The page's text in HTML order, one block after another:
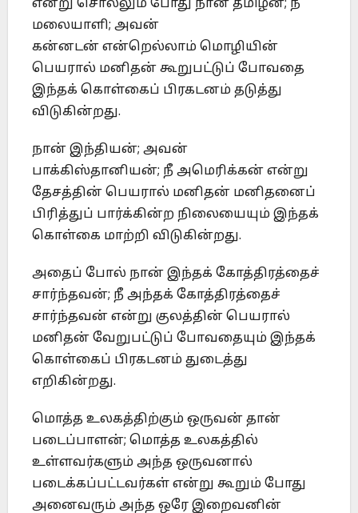
என்று சொல்லும் போது நான் தமிழன்; நீ
மலையாளி; அவன்
கன்னடன் என்றெல்லாம் மொழியின்
பெயரால் மனிதன் கூறுபட்டுப் போவதை
இந்தக் கொள்கைப் பிரகடனம் தடுத்து
விடுகின்றது.
நான் இந்தியன்; அவன்
பாக்கிஸ்தானியன்; நீ அமெரிக்கன் என்று
தேசத்தின் பெயரால் மனிதன் மனிதனைப்
பிரித்துப் பார்க்கின்ற நிலையையும் இந்தக்
கொள்கை மாற்றி விடுகின்றது.
அதைப் போல் நான் இந்தக் கோத்திரத்தைச்
சார்ந்தவன்; நீ அந்தக் கோத்திரத்தைச்
சார்ந்தவன் என்று குலத்தின் பெயரால்
மனிதன் வேறுபட்டுப் போவதையும் இந்தக்
கொள்கைப் பிரகடனம் துடைத்து
எறிகின்றது.
மொத்த உலகத்திற்கும் ஒருவன் தான்
படைப்பாளன்; மொத்த உலகத்தில்
உள்ளவர்களும் அந்த ஒருவனால்
படைக்கப்பட்டவர்கள் என்று கூறும் போது
அனைவரும் அந்த ஒரே இறைவனின்